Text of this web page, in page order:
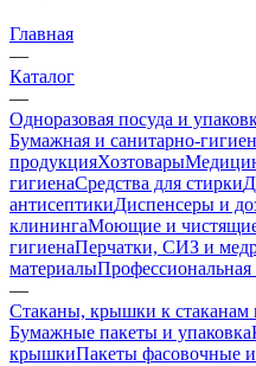
Главная
—
Каталог
—
Одноразовая посуда и
Бумажная и санитарно-
продукцияХозтовары
гигиенаСредства для стирки
антисептикиДиспенсеры и
клинингаМоющие и чистящие
гигиенаПерчатки, СИЗ и
материалы
—
Стаканы, крышки к стаканам
Бумажные пакеты и упаковка
крышкиПакеты фасовочные